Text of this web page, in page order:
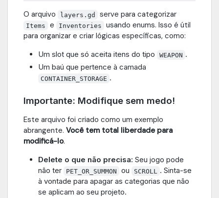
O arquivo layers.gd serve para categorizar
Items e Inventories
usando enums. Isso é útil
para organizar e criar lógicas específicas, como:
Um slot que só aceita itens do tipo WEAPON .
Um baú que pertence à camada
CONTAINER_STORAGE .
Importante: Modifique sem medo!
Este arquivo foi criado como um exemplo
abrangente. Você tem total liberdade para
modificá-lo.
Delete o que não precisa: Seu jogo pode
não ter
PET_OR_SUMMON ou SCROLL
. Sinta-se
à vontade para apagar as categorias que não
se aplicam ao seu projeto.